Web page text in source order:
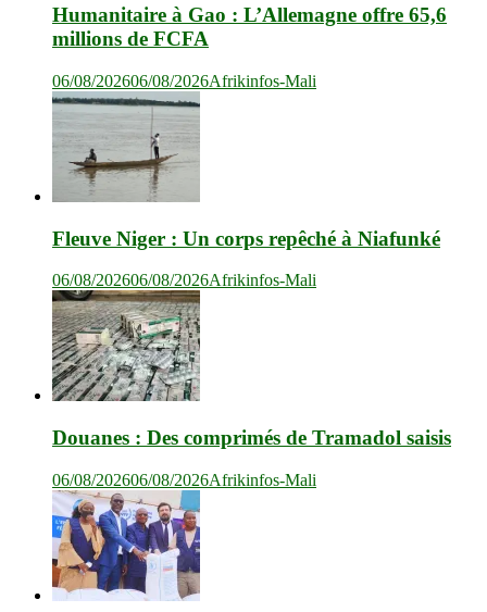
Humanitaire à Gao : L’Allemagne offre 65,6
millions de FCFA
06/08/202606/08/2026Afrikinfos-Mali
Fleuve Niger : Un corps repêché à Niafunké
06/08/202606/08/2026Afrikinfos-Mali
Douanes : Des comprimés de Tramadol saisis
06/08/202606/08/2026Afrikinfos-Mali